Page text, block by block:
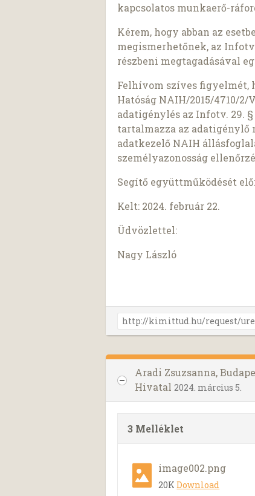
kapcsolatos munkaerő-
Kérem, hogy abban az
megismerhetőnek, az
részbeni megtagadásával
Felhívom szíves figyelmét,
Hatóság NAIH/2015/4710/
adatigénylés az Infotv. 29.
tartalmazza az adatigénylő
adatkezelő NAIH
személyazonosság
Segítő együttműködését
Kelt: 2024. február 22.
Üdvözlettel:
Nagy László
Aradi Zsuzsanna,
Hivatal 2024. március 5.
3 Melléklet
image002.png
20KDownload